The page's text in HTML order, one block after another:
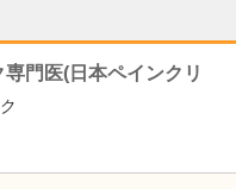
門医(日本ペインクリ